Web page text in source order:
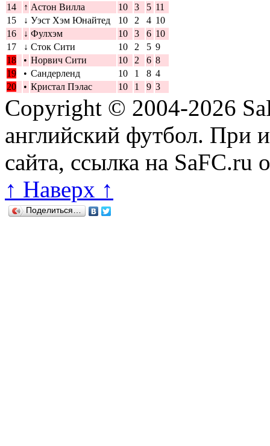
14
↑ Астон Вилла 10 3 5 11
15
↓ Уэст Хэм Юнайтед 10 2 4 10
16
↓ Фулхэм 10 3 6 10
17
↓ Сток Сити 10 2 5 9
18
• Норвич Сити 10 2 6 8
19
• Сандерленд 10 1 8 4
20
• Кристал Пэлас 10 1 9 3
Copyright © 2004-2026
английский футбол. При
сайта, ссылка на SaFC.ru
↑ Наверх ↑
Поделиться…